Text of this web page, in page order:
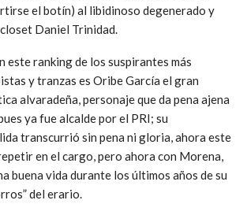
el botín) al libidinoso degenerado y
Daniel Trinidad.
este ranking de los suspirantes más
y tranzas es Oribe García el gran
alvaradeña, personaje que da pena ajena
ya fue alcalde por el PRI; su
transcurrió sin pena ni gloria, ahora este
en el cargo, pero ahora con Morena,
buena vida durante los últimos años de su
del erario.